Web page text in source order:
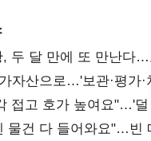
두 달 만에 또 만난다…
자산으로…'보관·평가·
접고 호가 높여요"…'
물건 다 들어와요"…빈